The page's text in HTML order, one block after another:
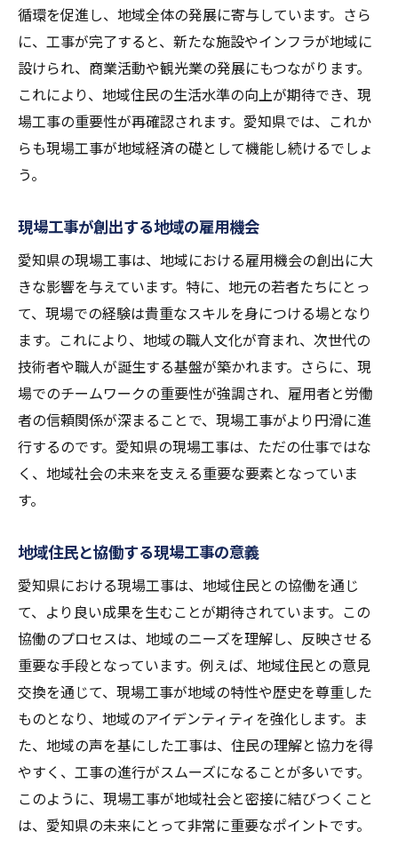
新技術と伝統技能の融合で生まれる革新
愛知県での技術革新がもたらす未来
地域の伝統を活かした新しい建設手法
職人たちが紡ぐ技術と伝統の物語
愛知県の現場工事が描く新たな地平線
地域特性を活かした愛知県の現場工事の挑戦
地域に根ざしたプロジェクトの推進
愛知県特有の地形を活かした工事手法
地域住民と企業の連携がもたらす成果
愛知県の魅力を引き出す現場工事
地域特性が育む未来への可能性
職人たちが築く愛知県の現場工事の可能性
現場工事による地域活性化の取り組み
愛知県の職人が描く未来のビジョン
地域社会に根付く職人の誇りと責任
愛知県の未来を照らす職人の力
愛知県の現場工事が未来の社会を支える理由
社会インフラの要としての現場工事
愛知県の未来を見据えた長期的視点
地域社会のニーズに応える工事計画
持続的な発展を目指す愛知県の取り組み
地域の安全と安心を守る現場工事の使命
未来を支えるための現場工事の進化
現場工事が愛知県の地域社会に描く新しい未来
愛知県の未来を共に創る地域社会と企業
循環を促進し、地域全体の発展に寄与しています。さら
に、工事が完了すると、新たな施設やインフラが地域に
設けられ、商業活動や観光業の発展にもつながります。
これにより、地域住民の生活水準の向上が期待でき、現
場工事の重要性が再確認されます。愛知県では、これか
らも現場工事が地域経済の礎として機能し続けるでしょ
う。
現場工事が創出する地域の雇用機会
愛知県の現場工事は、地域における雇用機会の創出に大
きな影響を与えています。特に、地元の若者たちにとっ
て、現場での経験は貴重なスキルを身につける場となり
ます。これにより、地域の職人文化が育まれ、次世代の
技術者や職人が誕生する基盤が築かれます。さらに、現
場でのチームワークの重要性が強調され、雇用者と労働
者の信頼関係が深まることで、現場工事がより円滑に進
行するのです。愛知県の現場工事は、ただの仕事ではな
く、地域社会の未来を支える重要な要素となっていま
す。
地域住民と協働する現場工事の意義
愛知県における現場工事は、地域住民との協働を通じ
て、より良い成果を生むことが期待されています。この
協働のプロセスは、地域のニーズを理解し、反映させる
重要な手段となっています。例えば、地域住民との意見
交換を通じて、現場工事が地域の特性や歴史を尊重した
ものとなり、地域のアイデンティティを強化します。ま
た、地域の声を基にした工事は、住民の理解と協力を得
やすく、工事の進行がスムーズになることが多いです。
このように、現場工事が地域社会と密接に結びつくこと
は、愛知県の未来にとって非常に重要なポイントです。